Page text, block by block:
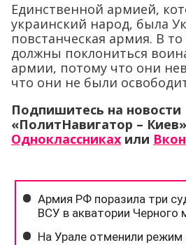
Единственной армией,
украинский народ, была
повстанческая армия. В
должны поклониться
армии, потому что они
что они не были
Подпишитесь на новости
«ПолитНавигатор –
Одноклассниках или